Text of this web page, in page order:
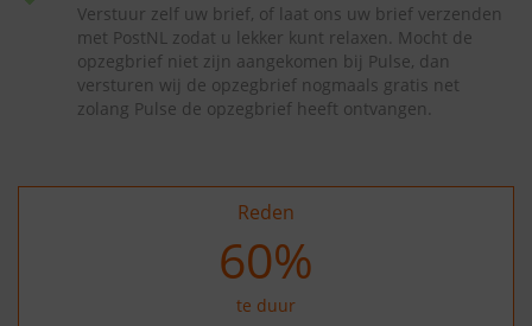
Verstuur zelf uw brief, of laat ons uw brief verzenden
met PostNL zodat u lekker kunt relaxen. Mocht de
opzegbrief niet zijn aangekomen bij Pulse, dan
versturen wij de opzegbrief nogmaals gratis net
zolang Pulse de opzegbrief heeft ontvangen.
Reden
70%
te duur